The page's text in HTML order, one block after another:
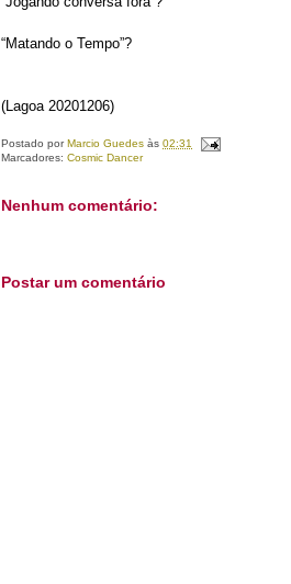
“Matando o Tempo”?
(Lagoa 20201206)
Postado porMarcio Guedes às02:31
Marcadores:Cosmic Dancer
Nenhum comentário:
Postar um comentário